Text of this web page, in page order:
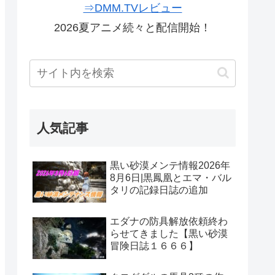
⇒DMM.TVレビュー
2026夏アニメ続々と配信開始！
人気記事
黒い砂漠メンテ情報2026年
8月6日|黒鳳凰とエマ・バル
タリの記録日誌の追加
エダナの防具解放依頼終わ
らせてきました【黒い砂漠
冒険日誌１６６６】